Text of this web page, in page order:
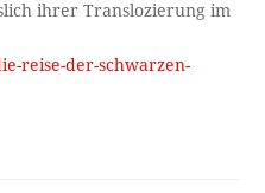
ihrer Translozierung im
reise-der-schwarzen-